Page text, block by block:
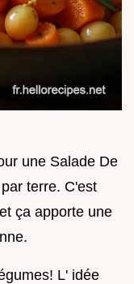
une Salade De
terre. C'est
ça apporte une
L' idée